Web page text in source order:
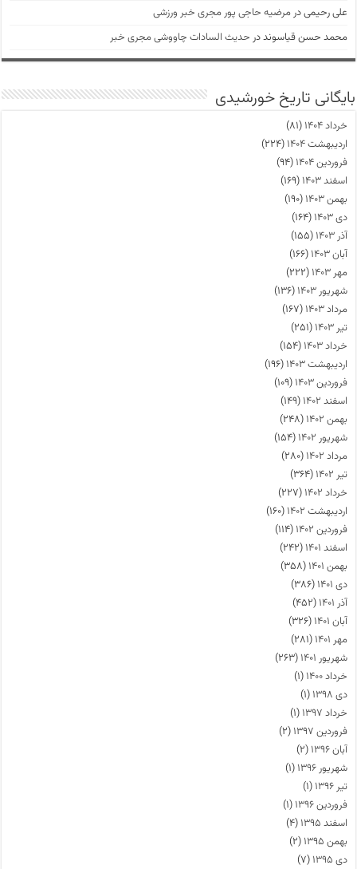
علی رحیمیدرمرضیه حاجی پور مجری خبر ورزشی
محمد حسن قیاسونددر حدیث السادات چاووشی مجری خبر
بایگانی تاریخ خورشیدی
خرداد ۱۴۰۴
(۸۱)
اردیبهشت ۱۴۰۴
(۲۲۴)
فروردین ۱۴۰۴
(۹۴)
اسفند ۱۴۰۳
(۱۶۹)
بهمن ۱۴۰۳
(۱۹۰)
دی ۱۴۰۳
(۱۶۴)
آذر ۱۴۰۳
(۱۵۵)
آبان ۱۴۰۳
(۱۶۶)
مهر ۱۴۰۳
(۲۲۲)
شهریور ۱۴۰۳
(۱۳۶)
مرداد ۱۴۰۳
(۱۶۷)
تیر ۱۴۰۳
(۲۵۱)
خرداد ۱۴۰۳
(۱۵۴)
اردیبهشت ۱۴۰۳
(۱۹۶)
فروردین ۱۴۰۳
(۱۰۹)
اسفند ۱۴۰۲
(۱۴۹)
بهمن ۱۴۰۲
(۲۴۸)
شهریور ۱۴۰۲
(۱۵۴)
مرداد ۱۴۰۲
(۲۸۰)
تیر ۱۴۰۲
(۳۶۴)
خرداد ۱۴۰۲
(۲۲۷)
اردیبهشت ۱۴۰۲
(۱۶۰)
فروردین ۱۴۰۲
(۱۱۴)
اسفند ۱۴۰۱
(۲۴۲)
بهمن ۱۴۰۱
(۳۵۸)
دی ۱۴۰۱
(۳۸۶)
آذر ۱۴۰۱
(۴۵۲)
آبان ۱۴۰۱
(۳۲۶)
مهر ۱۴۰۱
(۲۸۱)
شهریور ۱۴۰۱
(۲۶۳)
خرداد ۱۴۰۰
(۱)
دی ۱۳۹۸
(۱)
خرداد ۱۳۹۷
(۱)
فروردین ۱۳۹۷
(۲)
آبان ۱۳۹۶
(۲)
شهریور ۱۳۹۶
(۱)
تیر ۱۳۹۶
(۱)
فروردین ۱۳۹۶
(۱)
اسفند ۱۳۹۵
(۴)
بهمن ۱۳۹۵
(۲)
دی ۱۳۹۵
(۷)